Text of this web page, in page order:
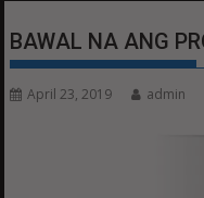
BAWAL NA ANG
April 23, 2019 admin